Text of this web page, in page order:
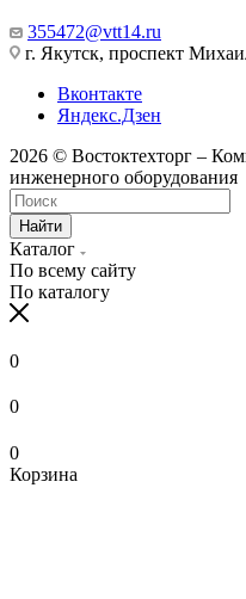
355472@vtt14.ru
г. Якутск, проспект
Вконтакте
Яндекс.Дзен
2026 © Востоктехторг –
инженерного оборудования
Найти
Каталог
По всему сайту
По каталогу
0
0
0
Корзина